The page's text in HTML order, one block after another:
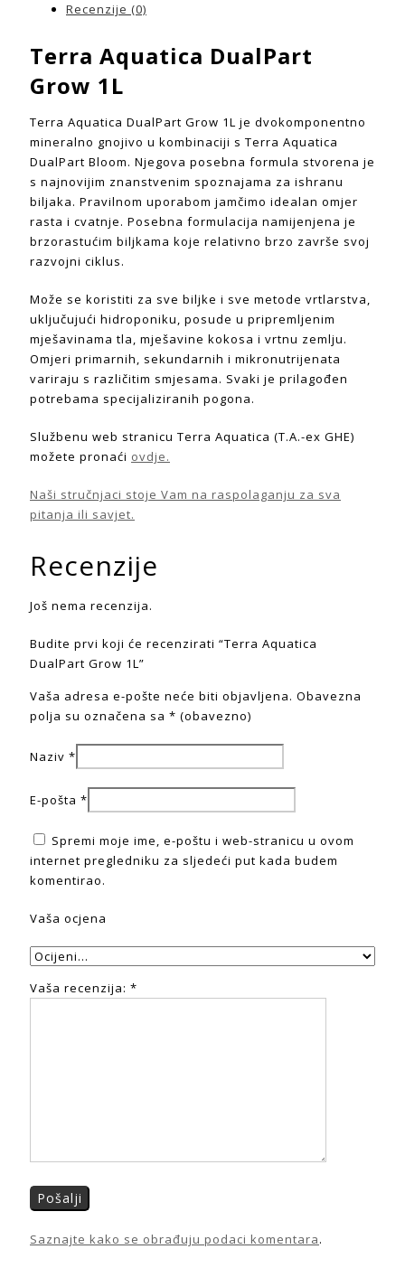
Recenzije (0)
Terra Aquatica DualPart
Grow 1L
Terra Aquatica DualPart Grow 1L je dvokomponentno
mineralno gnojivo u kombinaciji s Terra Aquatica
DualPart Bloom. Njegova posebna formula stvorena je
s najnovijim znanstvenim spoznajama za ishranu
biljaka. Pravilnom uporabom jamčimo idealan omjer
rasta i cvatnje. Posebna formulacija namijenjena je
brzorastućim biljkama koje relativno brzo završe svoj
razvojni ciklus.
Može se koristiti za sve biljke i sve metode vrtlarstva,
uključujući hidroponiku, posude u pripremljenim
mješavinama tla, mješavine kokosa i vrtnu zemlju.
Omjeri primarnih, sekundarnih i mikronutrijenata
variraju s različitim smjesama. Svaki je prilagođen
potrebama specijaliziranih pogona.
Službenu web stranicu Terra Aquatica (T.A.-ex GHE)
možete pronaći ovdje.
Naši stručnjaci stoje Vam na raspolaganju za sva
pitanja ili savjet.
Recenzije
Još nema recenzija.
Budite prvi koji će recenzirati “Terra Aquatica
DualPart Grow 1L”
Vaša adresa e-pošte neće biti objavljena. Obavezna
polja su označena sa * (obavezno)
Naziv *
E-pošta *
Spremi moje ime, e-poštu i web-stranicu u ovom
internet pregledniku za sljedeći put kada budem
komentirao.
Vaša ocjena
Vaša recenzija: *
Saznajte kako se obrađuju podaci komentara.